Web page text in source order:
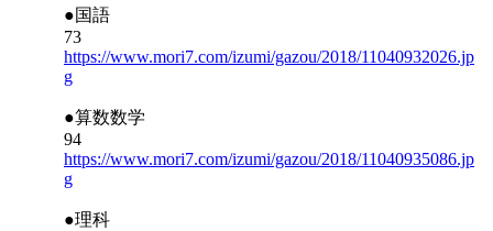
●国語
73
https://www.mori7.com/izumi/gazou/2018/11040932026.jp
g
●算数数学
94
https://www.mori7.com/izumi/gazou/2018/11040935086.jp
g
●理科